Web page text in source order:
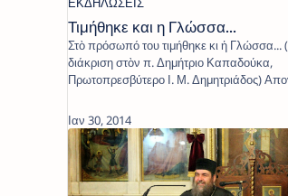
Τιμήθηκε και η Γλώσσα...
Στὸ πρόσωπό του τιμήθηκε κι ἡ Γλώσσα... (Τιμητικὴ
διάκριση στὸν π. Δημήτριο Καπαδούκα,
Πρωτοπρεσβύτερο